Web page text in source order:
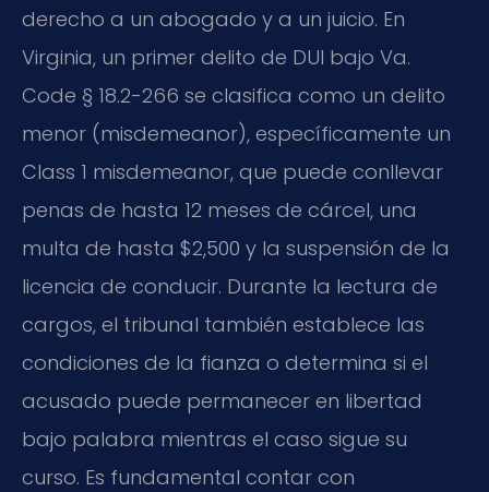
derecho a un abogado y a un juicio. En
Virginia, un primer delito de DUI bajo Va.
Code § 18.2-266 se clasifica como un delito
menor (misdemeanor), específicamente un
Class 1 misdemeanor, que puede conllevar
penas de hasta 12 meses de cárcel, una
multa de hasta $2,500 y la suspensión de la
licencia de conducir. Durante la lectura de
cargos, el tribunal también establece las
condiciones de la fianza o determina si el
acusado puede permanecer en libertad
bajo palabra mientras el caso sigue su
curso. Es fundamental contar con